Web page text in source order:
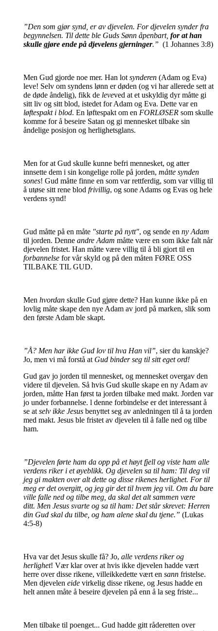
”Den som gjør synd, er av djevelen. For djevelen synder fra
begynnelsen. Til dette ble Guds Sønn åpenbart, for at han
skulle gjøre ende på djevelens gjerninger.” (1 Johannes 3:8)
Men Gud gjorde noe mer. Han lot synderen (Adam og Eva)
leve! Selv om syndens lønn er døden (og vi har allerede sett at
de døde åndelig), fikk de leveved at et uskyldig dyr måtte gi
sitt liv og sitt blod, istedet for Adam og Eva. Dette var en
løftespakt i blod. En løftespakt om en FORLØSER som skulle
komme for å beseire Satan og gi mennesket tilbake sin
åndelige posisjon og herlighetsglans.
Men for at Gud skulle kunne befri mennesket, og atter
innsette dem i sin kongelige rolle på jorden, måtte synden
sones! Gud måtte finne en som var rettferdig, som var villig til
å utøse sitt rene blod frivillig, og sone Adams og Evas og hele
verdens synd!
Gud måtte på en måte "starte på nytt", og sende en ny Adam
til jorden. Denne andre Adam måtte være en som ikke falt når
djevelen fristet. Han måtte være villig til å bli gjort til en
forbannelse for vår skyld og på den måten FØRE OSS
TILBAKE TIL GUD.
Men hvordan skulle Gud gjøre dette? Han kunne ikke på en
lovlig måte skape den nye Adam av jord på marken, slik som
den første Adam ble skapt.
”Å? Men har ikke Gud lov til hva Han vil”, sier du kanskje?
Jo, men vi må forstå at Gud binder seg til sitt eget ord!
Gud gav jo jorden til mennesket, og mennesket overgav den
videre til djevelen. Så hvis Gud skulle skape en ny Adam av
jorden, måtte Han først ta jorden tilbake med makt. Jorden var
jo under forbannelse. l denne forbindelse er det interessant å
se at selv ikke Jesus benyttet seg av anledningen til å ta jorden
med makt. Jesus ble fristet av djevelen til å falle ned og tilbe
ham.
”Djevelen førte ham da opp på et høyt fjell og viste ham alle
verdens riker i et øyeblikk. Og djevelen sa til ham: Til deg vil
jeg gi makten over alt dette og disse rikenes herlighet. For til
meg er det overgitt, og jeg gir det til hvem jeg vil. Om du bare
ville falle ned og tilbe meg, da skal det alt sammen være
ditt. Men Jesus svarte og sa til ham: Det står skrevet: Herren
din Gud skal du tilbe, og ham alene skal du tjene.” (Lukas
4:5-8)
Hva var det Jesus skulle få? Jo, alle verdens riker og
herlighet! Vær klar over at hvis ikke djevelen hadde vært
herre over disse rikene, villeikkedette vært en sann fristelse.
Men djevelen eide virkelig disse rikene, og Jesus hadde en
helt annen måte å beseire djevelen på enn å la seg friste...
Men tilbake til poenget... Gud hadde gitt råderetten over